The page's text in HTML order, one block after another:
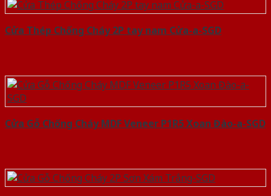
Cửa Thép Chống Cháy 2P tay nam Cửa-a-SGD
Cửa Gỗ Chống Cháy MDF Veneer P1R5 Xoan Đào-a-SGD